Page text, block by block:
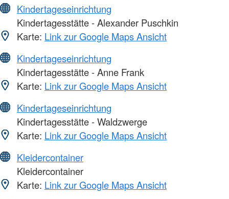
Kindertageseinrichtung
Kindertagesstätte - Alexander Puschkin
Karte: Link zur Google Maps Ansicht
Kindertageseinrichtung
Kindertagesstätte - Anne Frank
Karte: Link zur Google Maps Ansicht
Kindertageseinrichtung
Kindertagesstätte - Waldzwerge
Karte: Link zur Google Maps Ansicht
Kleidercontainer
Kleidercontainer
Karte: Link zur Google Maps Ansicht